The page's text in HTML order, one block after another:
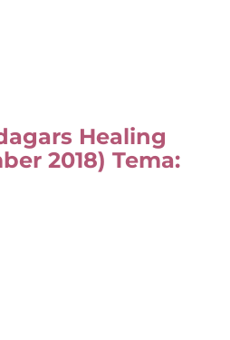
Healing
2018) Tema: